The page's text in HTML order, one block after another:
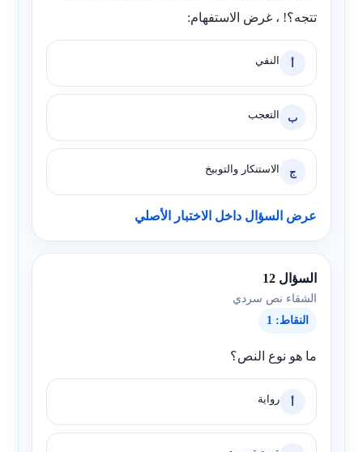
تتجه؟! ، غرض الاستفهام:
أ النفي
ب التعجب
ج الاستنكار والتوبيخ
عرض السؤال داخل الاختبار الأصلي
السؤال 12
الشقاء نص سردي
النقاط: 1
ما هو نوع النص؟
أ رواية